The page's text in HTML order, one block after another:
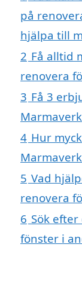
på
hjälpa till
2 Få alltid
renovera
3 Få 3
4 Hur
5 Vad
renovera
6 Sök
fönster i